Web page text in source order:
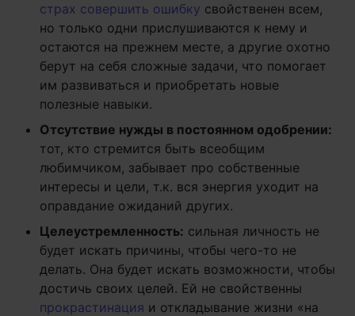
страх совершить ошибку свойственен всем,
но только одни прислушиваются к нему и
остаются на прежнем месте, а другие охотно
берут на себя сложные задачи, что помогает
им развиваться и приобретать новые
полезные навыки.
Отсутствие нужды в постоянном одобрении:
тот, кто стремится быть всеобщим
любимчиком, забывает про собственные
интересы и цели, т.к. вся энергия уходит на
оправдание ожиданий других.
Целеустремленность: сильная личность не
будет искать причины, чтобы чего-то не
делать. Она будет искать возможности, чтобы
достичь своих целей. Ей не свойственны
прокрастинация и откладывание жизни «на